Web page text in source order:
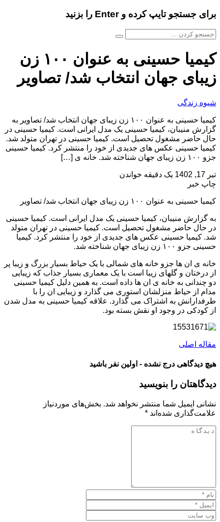
برای جستجو تایپ کرده و Enter را بزنید
کیمیا حسینی به عنوان ۱۰۰ زن
زیبای جهان انتخاب شد/ تصاویر
شیوه زندگی
کیمیا حسینی به عنوان ۱۰۰ زن زیبای جهان انتخاب شد/ تصاویر به
گزارش منیبان، کیمیا حسینی یک مدل ایرانی است. کیمیا حسینی در
حال حاضر مشغول تحصیل است. کیمیا حسینی در تهران متولد شد.
کیمیا حسینی عکس های جدیدی از خود را منتشر کرد. کیمیا حسینی
جزو ۱۰۰ زن زیبای جهان شناخته شد. خانه ی […]
تیر 17, 1402
یک دقیقه خواندن
چاپ خبر
کیمیا حسینی به عنوان ۱۰۰ زن زیبای جهان انتخاب شد/ تصاویر
به گزارش منیبان، کیمیا حسینی یک مدل ایرانی است. کیمیا حسینی
در حال حاضر مشغول تحصیل است. کیمیا حسینی در تهران متولد
شد. کیمیا حسینی عکس های جدیدی از خود را منتشر کرد. کیمیا
حسینی جزو ۱۰۰ زن زیبای جهان شناخته شد.
خانه ی ان ها جزو خانه های شمالی با یک حیاط بسیار بزرگ و زیبا پر
از درختان و گلهای زیبا است با یک معماری بسیار جذاب که زیبایی
دو چندانی به خانه ی ان ها داده است. به همین دلیل کیمیا حسینی
مدام از حیاط منزلشان استوری می گذارد و زیبایی ان را با
طرفدارانش به اشتراک می گذارد. علاقه کیمیا حسینی به مدل شدن
از کودکی در وجود او نقش بسته بود.
مقاله اصلی
هیچ دیدگاهی درج نشده - اولین نفر باشید
دیدگاهتان را بنویسید
نشانی ایمیل شما منتشر نخواهد شد. بخش‌های موردنیاز
علامت‌گذاری شده‌اند *